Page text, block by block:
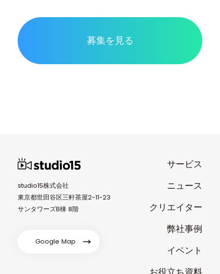
募集を見る
studio15株式会社
東京都世田谷区三軒茶屋2-11-23
サンタワーズB棟 8階
Google Map
サービス
ニュース
クリエイター
弊社事例
イベント